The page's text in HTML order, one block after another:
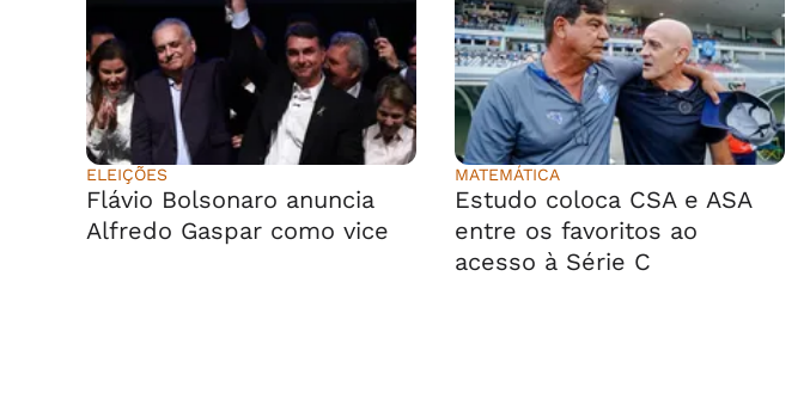
ELEIÇÕES
Flávio Bolsonaro anuncia
Alfredo Gaspar como vice
MATEMÁTICA
Estudo coloca CSA e ASA
entre os favoritos ao
acesso à Série C